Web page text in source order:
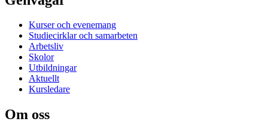
Kurser och evenemang
Studiecirklar och samarbeten
Arbetsliv
Skolor
Utbildningar
Aktuellt
Kursledare
Om oss